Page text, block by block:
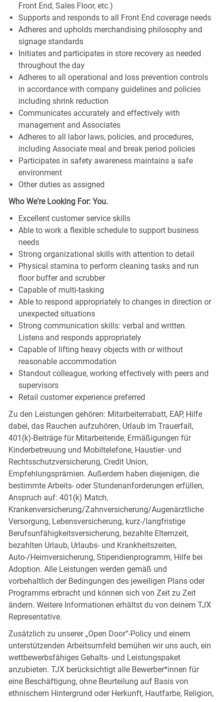
Front End, Sales Floor, etc.)
Supports and responds to all Front End coverage needs
Adheres and upholds merchandising philosophy and
signage standards
Initiates and participates in store recovery as needed
throughout the day
Adheres to all operational and loss prevention controls
in accordance with company guidelines and policies
including shrink reduction
Communicates accurately and effectively with
management and Associates
Adheres to all labor laws, policies, and procedures,
including Associate meal and break period policies
Participates in safety awareness maintains a safe
environment
Other duties as assigned
Who We're Looking For: You.
Excellent customer service skills
Able to work a flexible schedule to support business
needs
Strong organizational skills with attention to detail
Physical stamina to perform cleaning tasks and run
floor buffer and scrubber
Capable of multi-tasking
Able to respond appropriately to changes in direction or
unexpected situations
Strong communication skills: verbal and written.
Listens and responds appropriately
Capable of lifting heavy objects with or without
reasonable accommodation
Standout colleague, working effectively with peers and
supervisors
Retail customer experience preferred
Zu den Leistungen gehören: Mitarbeiterrabatt, EAP, Hilfe
dabei, das Rauchen aufzuhören, Urlaub im Trauerfall,
401(k)-Beiträge für Mitarbeitende, Ermäßigungen für
Kinderbetreuung und Mobiltelefone, Haustier- und
Rechtsschutzversicherung, Credit Union,
Empfehlungsprämien. Außerdem haben diejenigen, die
bestimmte Arbeits- oder Stundenanforderungen erfüllen,
Anspruch auf: 401(k) Match,
Krankenversicherung/Zahnversicherung/Augenärztliche
Versorgung, Lebensversicherung, kurz-/langfristige
Berufsunfähigkeitsversicherung, bezahlte Elternzeit,
bezahlten Urlaub, Urlaubs- und Krankheitszeiten,
Auto-/Heimversicherung, Stipendienprogramm, Hilfe bei
Adoption. Alle Leistungen werden gemäß und
vorbehaltlich der Bedingungen des jeweiligen Plans oder
Programms erbracht und können sich von Zeit zu Zeit
ändern. Weitere Informationen erhältst du von deinem TJX
Representative.
Zusätzlich zu unserer „Open Door“-Policy und einem
unterstützenden Arbeitsumfeld bemühen wir uns auch, ein
wettbewerbsfähiges Gehalts- und Leistungspaket
anzubieten. TJX berücksichtigt alle Bewerber*innen für
eine Beschäftigung, ohne Beurteilung auf Basis von
ethnischem Hintergrund oder Herkunft, Hautfarbe, Religion,